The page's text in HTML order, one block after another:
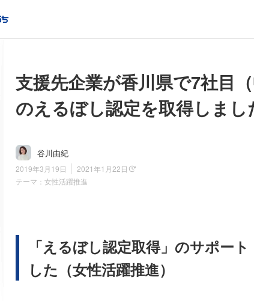
支援先企業が香川県で7社目
のえるぼし認定を取得しまし
谷川由紀
2019年3月19日
2021年1月22日
テーマ： 女性活躍推進
「えるぼし認定取得」のサポー
した（女性活躍推進）